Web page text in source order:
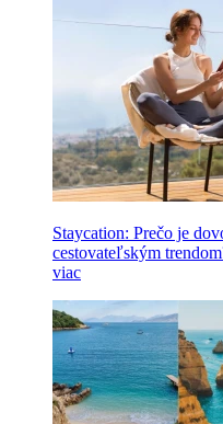
Staycation: Prečo je
cestovateľským
viac